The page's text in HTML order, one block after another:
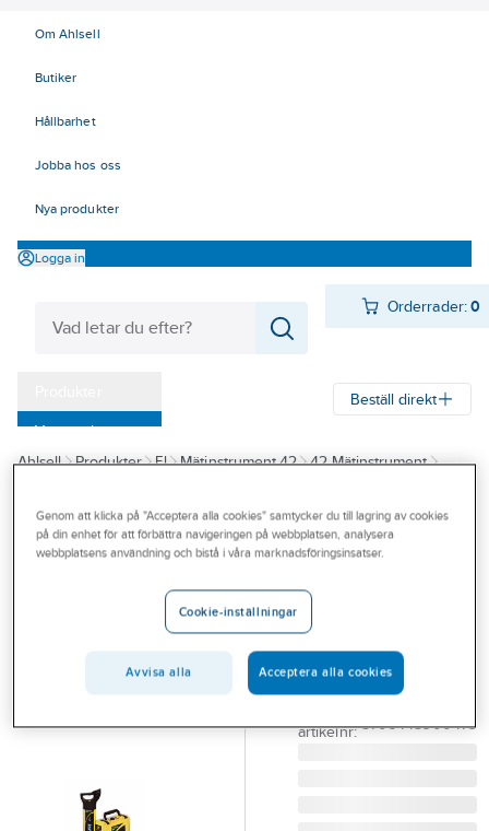
Om Ahlsell
Butiker
Hållbarhet
Jobba hos oss
Nya produkter
Logga in
Orderrader:0
Varumärken
Kampanjer
Outlet
Branscher
Beställ direkt
Ahlsell Produkter El Mätinstrument 42
42 Mätinstrument
ELMA
Kabelsökare
EZICAT550-+100
KABELSÖKARE
EZICAT550-+100
42.550
Artikelnummer:
artikelnr: 5706445900473
Genom att klicka på "Acceptera alla cookies" samtycker du till lagring av cookies
på din enhet för att förbättra navigeringen på webbplatsen, analysera
webbplatsens användning och bistå i våra marknadsföringsinsatser.
Cookie-inställningar
Avvisa alla Acceptera alla cookies